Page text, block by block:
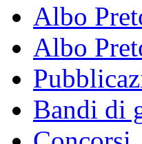
Albo
Albo
Bandi di